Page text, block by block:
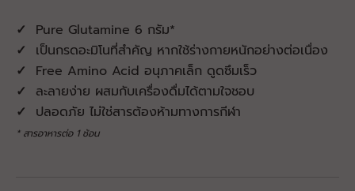
✓ Pure Glutamine 6 กรัม*
✓ เป็นกรดอะมิโนที่สำคัญ หากใช้ร่างกายหนักอย่างต่อเนื่อง
✓ Free Amino Acid อนุภาคเล็ก ดูดซึมเร็ว
✓ ละลายง่าย ผสมกับเครื่องดื่มได้ตามใจชอบ
✓ ปลอดภัย ไม่ใช่สารต้องห้ามทางการกีฬา
* สารอาหารต่อ 1 ช้อน